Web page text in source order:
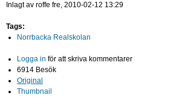
Inlagt av roffe fre, 2010-02-12 13:29
Tags:
Norrbacka Realskolan
Logga in för att skriva kommentarer
6914 Besök
Original
Thumbnail